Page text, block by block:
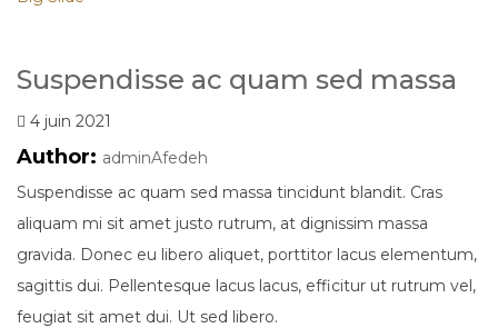
Suspendisse ac quam sed massa
4 juin 2021
Author: adminAfedeh
Suspendisse ac quam sed massa tincidunt blandit. Cras
aliquam mi sit amet justo rutrum, at dignissim massa
gravida. Donec eu libero aliquet, porttitor lacus elementum,
sagittis dui. Pellentesque lacus lacus, efficitur ut rutrum vel,
feugiat sit amet dui. Ut sed libero.